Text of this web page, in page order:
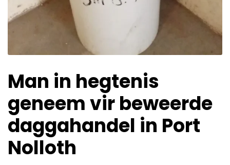
Man in hegtenis
geneem vir beweerde
daggahandel in Port
Nolloth